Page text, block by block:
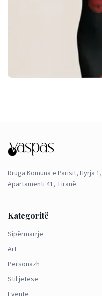
Rruga Komuna e Parisit, Hyrja 1,
Apartamenti 41, Tiranë.
Kategoritë
Sipërmarrje
Art
Personazh
Stil jetese